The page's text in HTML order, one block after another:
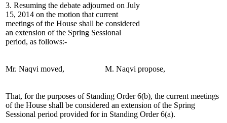
3. Resuming the debate adjourned on July
15, 2014 on the motion that current
meetings of the House shall be considered
an extension of the Spring Sessional
period, as follows:-
Mr. Naqvi moved, M. Naqvi propose,
That, for the purposes of Standing Order 6(b), the current meetings
of the House shall be considered an extension of the Spring
Sessional period provided for in Standing Order 6(a).